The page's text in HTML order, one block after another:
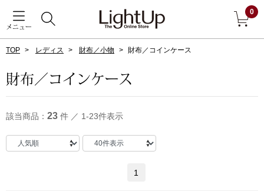
メニュー
0
すべて見る アウター
TOP レディス 財布／小物 財布／コインケース
財布／コインケース
該当商品： 23 件 ／ 1-23件表示
1